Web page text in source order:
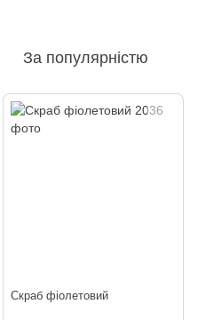
За популярністю
Скраб фіолетовий